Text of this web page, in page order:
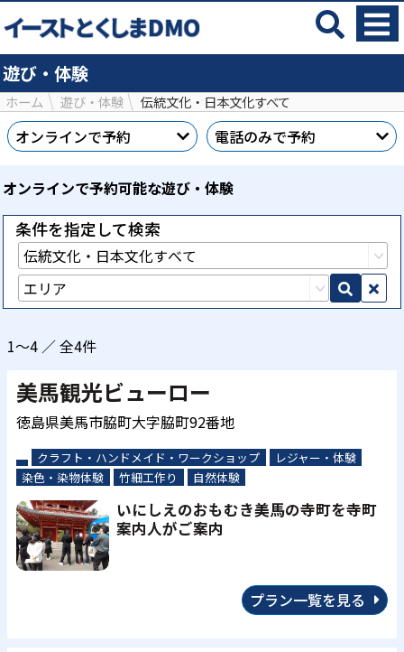
遊び・体験
ホーム 遊び・体験 伝統文化・日本文化すべて
オンラインで予約 電話のみで予約
オンラインで予約可能な遊び・体験
条件を指定して検索
1～4 ／ 全4件
美馬観光ビューロー
徳島県美馬市脇町大字脇町92番地
クラフト・ハンドメイド・ワークショップ
レジャー・体験
染色・染物体験
竹細工作り 自然体験
いにしえのおもむき美馬の寺町を寺町
案内人がご案内
プラン一覧を見る